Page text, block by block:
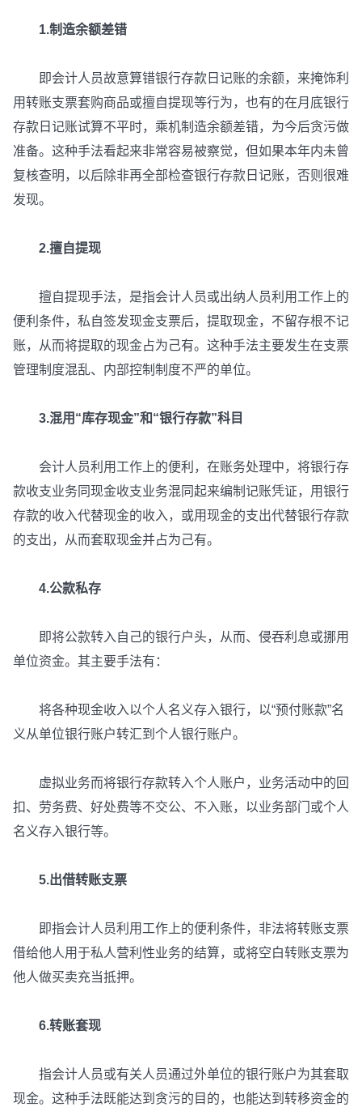
1.制造余额差错
即会计人员故意算错银行存款日记账的余额，来掩饰利
用转账支票套购商品或擅自提现等行为，也有的在月底银行
存款日记账试算不平时，乘机制造余额差错，为今后贪污做
准备。这种手法看起来非常容易被察觉，但如果本年内未曾
复核查明，以后除非再全部检查银行存款日记账，否则很难
发现。
2.擅自提现
擅自提现手法，是指会计人员或出纳人员利用工作上的
便利条件，私自签发现金支票后，提取现金，不留存根不记
账，从而将提取的现金占为己有。这种手法主要发生在支票
管理制度混乱、内部控制制度不严的单位。
3.混用“库存现金”和“银行存款”科目
会计人员利用工作上的便利，在账务处理中，将银行存
款收支业务同现金收支业务混同起来编制记账凭证，用银行
存款的收入代替现金的收入，或用现金的支出代替银行存款
的支出，从而套取现金并占为己有。
4.公款私存
即将公款转入自己的银行户头，从而、侵吞利息或挪用
单位资金。其主要手法有：
将各种现金收入以个人名义存入银行，以“预付账款”名
义从单位银行账户转汇到个人银行账户。
虚拟业务而将银行存款转入个人账户，业务活动中的回
扣、劳务费、好处费等不交公、不入账，以业务部门或个人
名义存入银行等。
5.出借转账支票
即指会计人员利用工作上的便利条件，非法将转账支票
借给他人用于私人营利性业务的结算，或将空白转账支票为
他人做买卖充当抵押。
6.转账套现
指会计人员或有关人员通过外单位的银行账户为其套取
现金。这种手法既能达到贪污的目的，也能达到转移资金的